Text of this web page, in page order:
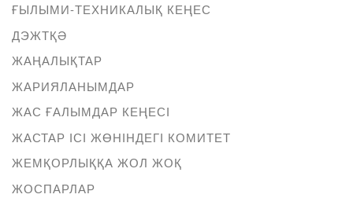
ҒЫЛЫМИ-ТЕХНИКАЛЫҚ КЕҢЕС
ДЭЖТҚӘ
ЖАҢАЛЫҚТАР
ЖАРИЯЛАНЫМДАР
ЖАС ҒАЛЫМДАР КЕҢЕСІ
ЖАСТАР ІСІ ЖӨНІНДЕГІ КОМИТЕТ
ЖЕМҚОРЛЫҚҚА ЖОЛ ЖОҚ
ЖОСПАРЛАР